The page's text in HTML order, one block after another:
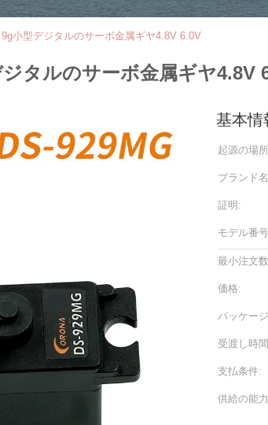
小型デジタルのサーボ金属ギヤ4.8V 6.0V
タルのサーボ金属ギヤ4.8V
基本情
起源の場
ブランド
証明:
モデル番
最小注文
価格:
パッケー
受渡し時
支払条件:
供給の能